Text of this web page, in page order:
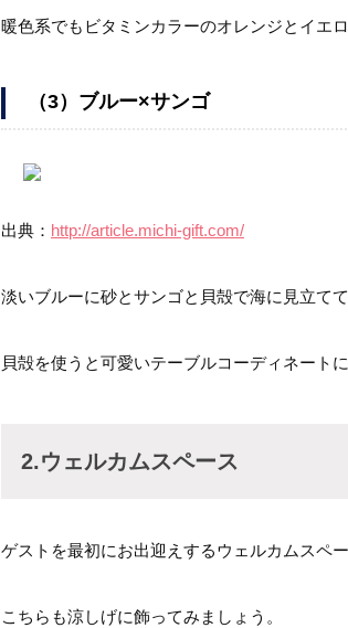
暖色系でもビタミンカラーのオレンジとイエ
（3）ブルー×サンゴ
出典： http://article.michi-gift.com/
淡いブルーに砂とサンゴと貝殻で海に見立てて
貝殻を使うと可愛いテーブルコーディネートに
2.ウェルカムスペース
ゲストを最初にお出迎えするウェルカムスペ
こちらも涼しげに飾ってみましょう。